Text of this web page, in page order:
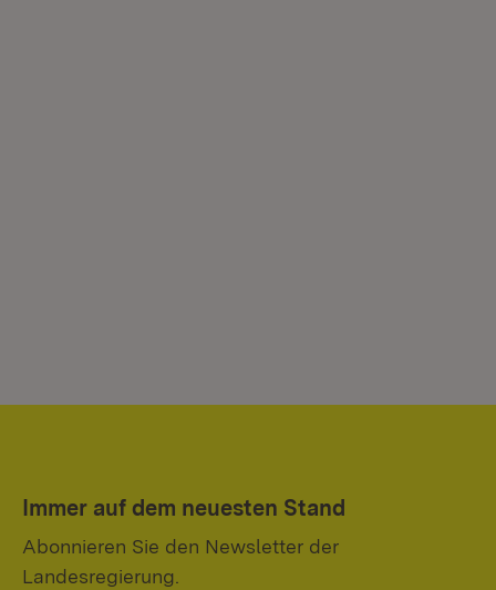
Immer auf dem neuesten Stand
Abonnieren Sie den Newsletter der
Landesregierung.